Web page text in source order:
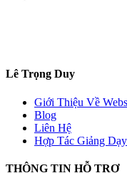
Lê Trọng Duy
Giới Thiệu Về
Blog
Liên Hệ
Hợp Tác Giảng Dạy
THÔNG TIN HỖ TRỢ